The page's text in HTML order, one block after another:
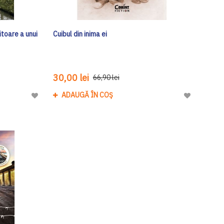
a unui
Adaugă
Cuibul din inima ei
30,00 lei 66,90 lei
ADAUGĂ ÎN COȘ
Adaugă